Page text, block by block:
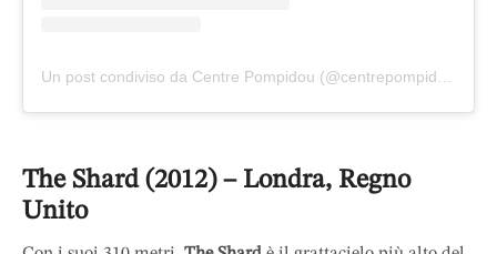
The Shard (2012) – Londra, Regno
Unito